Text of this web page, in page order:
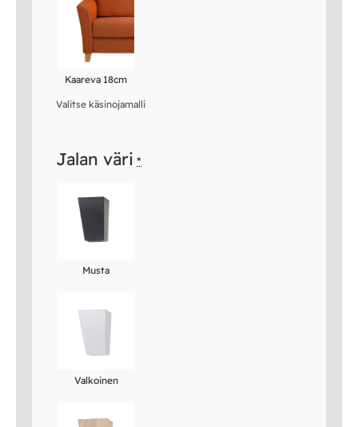
Kaareva 18cm
Valitse käsinojamalli
Jalan väri *
Musta
Valkoinen